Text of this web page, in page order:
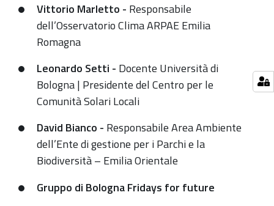
Vittorio Marletto - Responsabile
dell’Osservatorio Clima ARPAE Emilia
Romagna
Leonardo Setti - Docente Università di
Bologna | Presidente del Centro per le
Comunità Solari Locali
David Bianco - Responsabile Area Ambiente
dell’Ente di gestione per i Parchi e la
Biodiversità – Emilia Orientale
Gruppo di Bologna Fridays for future